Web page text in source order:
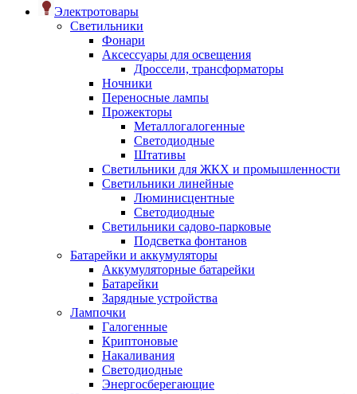
Электротовары
Светильники
Фонари
Аксессуары для освещения
Дроссели, трансформаторы
Ночники
Переносные лампы
Прожекторы
Металлогалогенные
Светодиодные
Штативы
Светильники для ЖКХ и промышленности
Светильники линейные
Люминисцентные
Светодиодные
Светильники садово-парковые
Подсветка фонтанов
Батарейки и аккумуляторы
Аккумуляторные батарейки
Батарейки
Зарядные устройства
Лампочки
Галогенные
Криптоновые
Накаливания
Светодиодные
Энергосберегающие